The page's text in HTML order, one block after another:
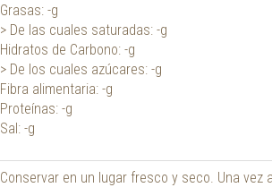
Grasas: -g
> De las cuales saturadas: -g
Hidratos de Carbono: -g
> De los cuales azúcares: -g
Fibra alimentaria: -g
Proteínas: -g
Sal: -g
Conservar en un lugar fresco y seco. Una